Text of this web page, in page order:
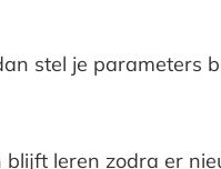
stel je parameters
leren zodra er